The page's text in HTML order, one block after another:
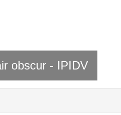
obscur - IPIDV